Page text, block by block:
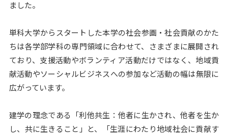
ました。
単科大学からスタートした本学の社会参画・社会貢献のかた
ちは各学部学科の専門領域に合わせて、さまざまに展開され
ており、支援活動やボランティア活動だけではなく、地域貢
献活動やソーシャルビジネスへの参加など活動の幅は無限に
広がっています。
建学の理念である「利他共生：他者に生かされ、他者を生か
し、共に生きること」と、「生涯にわたり地域社会に貢献す